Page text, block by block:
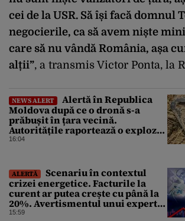
cei de la USR. Să își facă domnul
negocierile, ca să avem niște
care să nu vândă România, așa
alții”, a transmis Victor Ponta, la
NEWS ALERT
Alertă în Republica
Moldova după ce o dronă s-a
prăbușit în țara vecină.
Autoritățile raportează o explozie
urmată de incendiu
16:04
ALERTĂ
Scenariu în contextul
crizei energetice. Facturile la
curent ar putea crește cu până la
20%. Avertismentul unui expert
în energie
15:59